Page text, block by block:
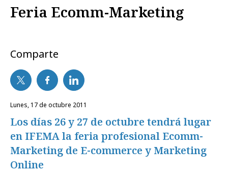
Feria Ecomm-Marketing
Comparte
lunes, 17 de octubre 2011
Los días 26 y 27 de octubre tendrá lugar
en IFEMA la feria profesional Ecomm-
Marketing de E-commerce y Marketing
Online